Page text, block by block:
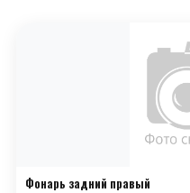
Фонарь задний правый